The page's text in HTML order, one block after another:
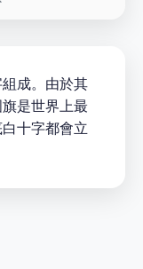
成。由於其
是世界上最
十字都會立